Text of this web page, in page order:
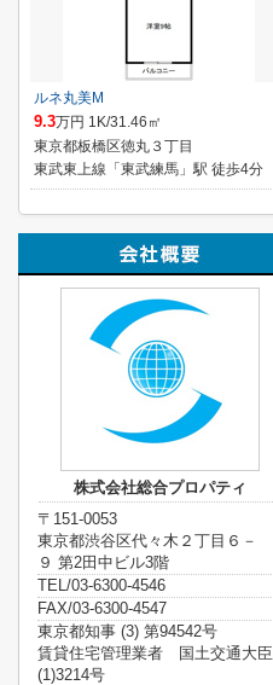
ルネ丸美M
9.3万円 1K/31.46㎡
東京都板橋区徳丸３丁目
東武東上線「東武練馬」駅 徒歩4分
株式会社総合プロパティ
〒151-0053
東京都渋谷区代々木２丁目６－
９ 第2田中ビル3階
TEL/03-6300-4546
FAX/03-6300-4547
東京都知事 (3) 第94542号
賃貸住宅管理業者 国土交通大臣
(1)3214号